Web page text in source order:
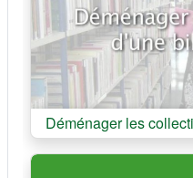
Cours:
Déménager les